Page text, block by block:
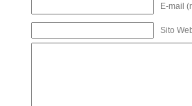
E-mail
Sito